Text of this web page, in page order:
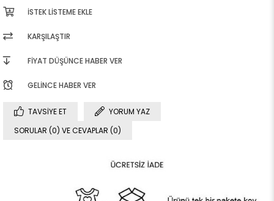
İSTEK LISTEME EKLE
KARŞILAŞTIR
FIYAT DÜŞÜNCE HABER VER
GELINCE HABER VER
TAVSIYE ET
YORUM YAZ
SORULAR (0) VE CEVAPLAR (0)